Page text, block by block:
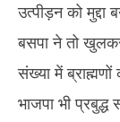
उत्पीड़न को मुद्दा
बसपा ने तो खुलकर
संख्या में
भाजपा भी